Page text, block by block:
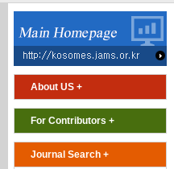
About US +
For Contributors +
Journal Search +